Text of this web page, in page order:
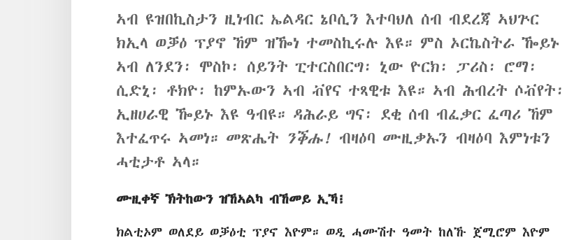
ኣብ ዩዝበኪስታን ዚነብር ኤልዳር ኔቦሲን እተባህለ ሰብ ብደረጃ ኣህጕር
ክኢላ ወቓዕ ፕያኖ ኸም ዝዀነ ተመስኪሩሉ እዩ። ምስ ኦርኬስትራ ዀይኑ
ኣብ ለንደን፡ ሞስኮ፡ ሰይንት ፒተርስበርግ፡ ኒው ዮርክ፡ ፓሪስ፡ ሮማ፡
ሲድኒ፡ ቶክዮ፡ ከምኡውን ኣብ ቭየና ተጻዊቱ እዩ። ኣብ ሕብረት ሶቭየት፡
ኢዘሀራዊ ዀይኑ እዩ ዓብዩ። ዳሕራይ ግና፡ ደቂ ሰብ ብፈቃር ፈጣሪ ኸም
እተፈጥሩ ኣመነ። መጽሔት ንቕሑ! ብዛዕባ ሙዚቃኡን ብዛዕባ እምነቱን
ሓቲታቶ ኣላ።
ሙዚቀኛ ኽትከውን ዝኸኣልካ ብኸመይ ኢኻ፧
ክልቲኦም ወለደይ ወቓዕቲ ፕያኖ እዮም። ወዲ ሓሙሽተ ዓመት ከለኹ ጀሚሮም እዮም